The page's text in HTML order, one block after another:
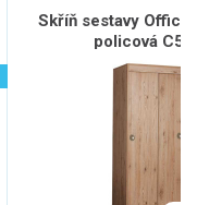
Skříň sestavy
policová